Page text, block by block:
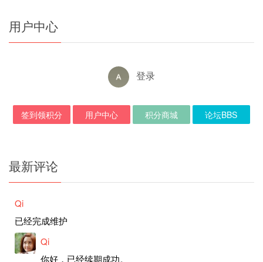
用户中心
登录
签到领积分 用户中心 积分商城 论坛BBS
最新评论
Qi
已经完成维护
Qi
你好，已经续期成功。